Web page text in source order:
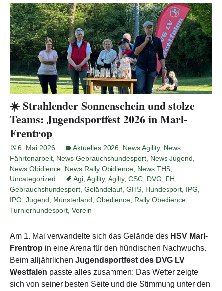
☀️ Strahlender Sonnenschein und stolze
Teams: Jugendsportfest 2026 in Marl-
Frentrop
6. Mai 2026 Aktuelles 2026, News Agility, News
Fährtenarbeit, News Gebrauchshundesport, News Jugend,
News Obidience, News Rally Obidience, News THS,
Uncategorized
Agi, Agility, Agilty, CSC, DVG, FH,
Gebrauchshundesport, Geländelauf, GHS, Hundesport, IPG,
IPO, Jugend, Münsterland, Obedience, Rally Obedience,
Turnierhundesport, Verein
Am 1. Mai verwandelte sich das Gelände des HSV Marl-
Frentrop in eine Arena für den hündischen Nachwuchs.
Beim alljährlichen Jugendsportfest des DVG LV
Westfalen passte alles zusammen: Das Wetter zeigte
sich von seiner besten Seite und die Stimmung unter den